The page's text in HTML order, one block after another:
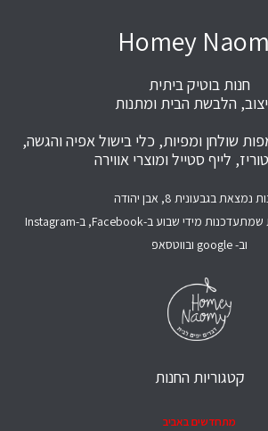
Homey
חנות בוטיק ביתית
הלבשת הבית ומתנות
שולחן ומפיות, כלי בישול אפיה והגשה,
לייף סטייל ומוצרי אווירה
נמצאת בגבעונית 8, אבן יהודה
ופתוחה בהתאם לשעות שמתעדכנות מידי שבוע ב-Facebook, ב-Instagram
וב- google ובווטסאפ
קטגוריות החנות
מתחדשים באביב